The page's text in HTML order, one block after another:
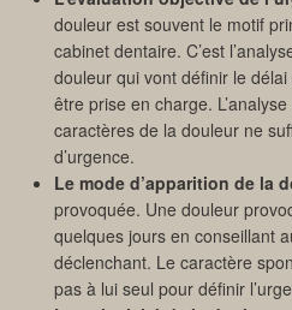
douleur est souvent le motif
cabinet dentaire. C’est
douleur qui vont définir le
être prise en charge.
caractères de la douleur ne
d’urgence.
Le mode d’apparition de la
provoquée. Une douleur
quelques jours en conseillant
déclenchant. Le caractère
pas à lui seul pour définir